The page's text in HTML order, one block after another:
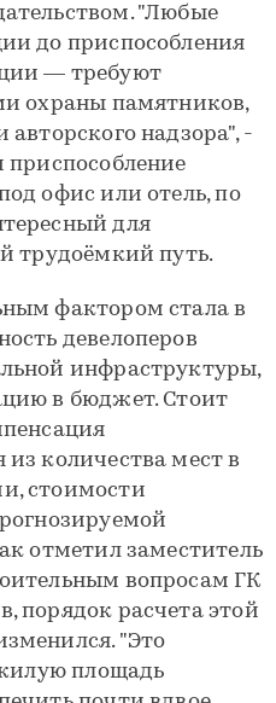
"Любые
до приспособления
— требуют
охраны памятников,
авторского надзора", -
приспособление
офис или отель, по
для
трудоёмкий путь.
фактором стала в
девелоперов
инфраструктуры,
в бюджет. Стоит
количества мест в
стоимости
отметил заместитель
вопросам ГК
порядок расчета этой
"Это
площадь